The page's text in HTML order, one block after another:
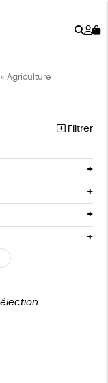
Agriculture
Filtrer